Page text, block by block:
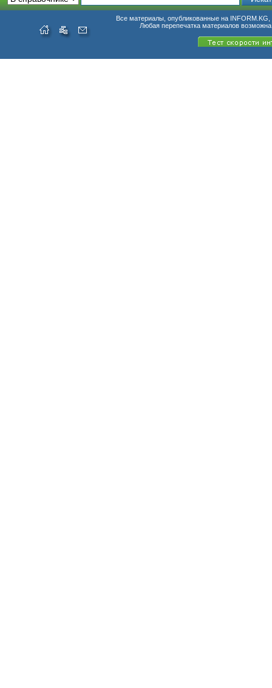
Все материалы, опубликованные на INFORM.KG,
Любая перепечатка материалов